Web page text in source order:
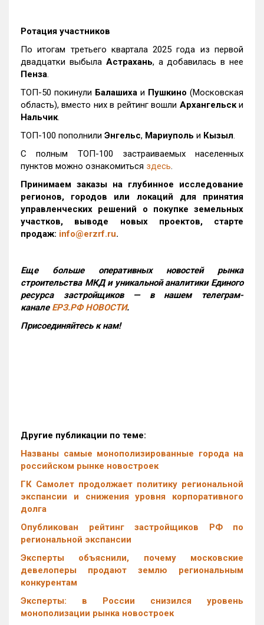
Ротация участников
По итогам третьего квартала 2025 года из первой
двадцатки выбыла Астрахань, а добавилась в нее
Пенза.
ТОП-50 покинули Балашиха и Пушкино (Московская
область), вместо них в рейтинг вошли Архангельски
Нальчик.
ТОП-100 пополнили Энгельс, Мариуполь и Кызыл.
С полным ТОП-100 застраиваемых населенных
пунктов можно ознакомиться здесь.
Принимаем заказы на глубинное исследование
регионов, городов или локаций для принятия
управленческих решений о покупке земельных
участков, выводе новых проектов, старте
продаж: info@erzrf.ru.
Еще больше оперативных новостей рынка
строительства МКД и уникальной аналитики Единого
ресурса застройщиков — в нашем телеграм-
канале ЕРЗ.РФ НОВОСТИ.
Присоединяйтесь к нам!
Другие публикации по теме:
Названы самые монополизированные города на
российском рынке новостроек
ГК Самолет продолжает политику региональной
экспансии и снижения уровня корпоративного
долга
Опубликован рейтинг застройщиков РФ по
региональной экспансии
Эксперты объяснили, почему московские
девелоперы продают землю региональным
конкурентам
Эксперты: в России снизился уровень
монополизации рынка новостроек